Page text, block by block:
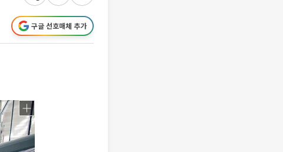
구글 선호매체 추가